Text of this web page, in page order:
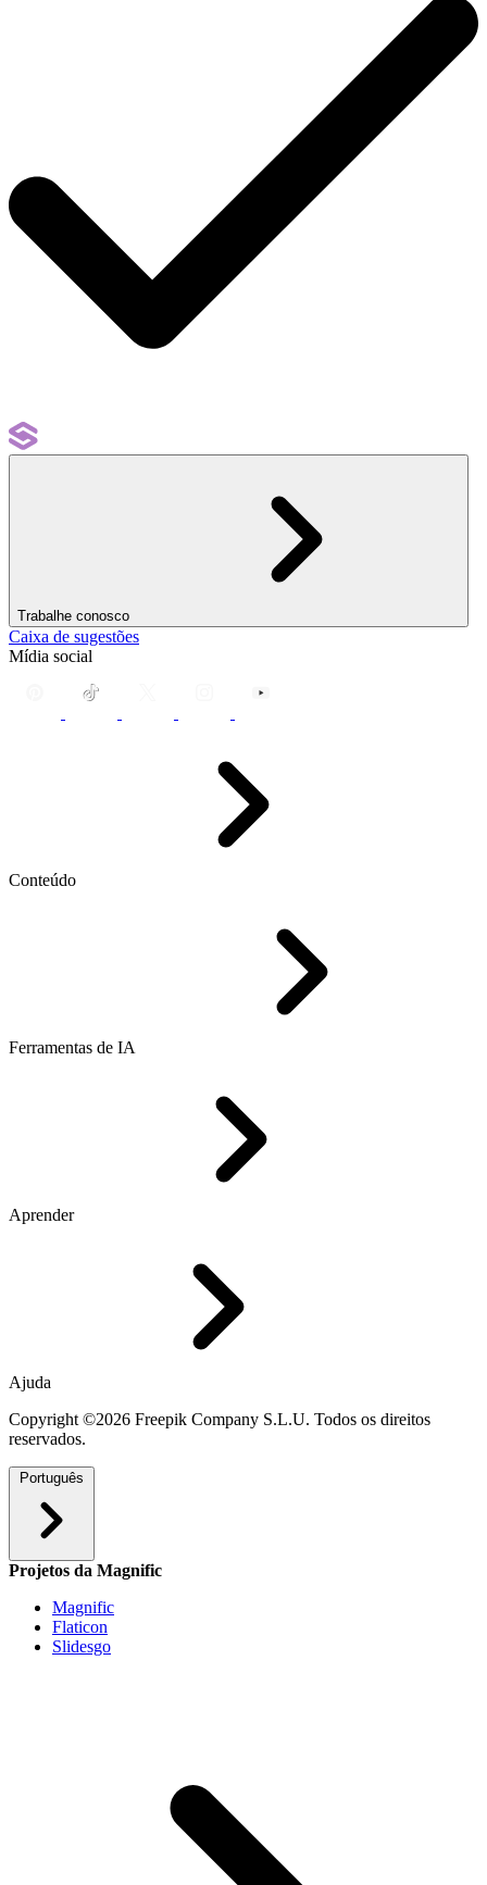
Trabalhe conosco
Caixa de sugestões
Mídia social
Conteúdo
Ferramentas de IA
Aprender
Ajuda
Copyright ©2026 Freepik Company S.L.U. Todos os direitos
reservados.
Português
Projetos da Magnific
Magnific
Flaticon
Slidesgo